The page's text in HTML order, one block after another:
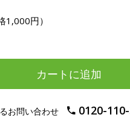
1,000円）
カートに追加
お問い合わせ 0120-